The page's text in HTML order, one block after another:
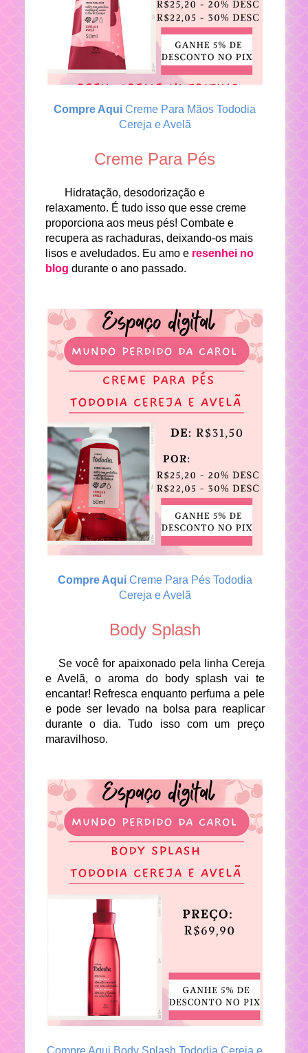
Compre Aqui Creme Para Mãos Tododia
Cereja e Avelã
Creme Para Pés
Hidratação, desodorização e
relaxamento. É tudo isso que esse creme
proporciona aos meus pés! Combate e
recupera as rachaduras, deixando-os mais
lisos e aveludados. Eu amo e resenhei no
blog durante o ano passado.
Compre Aqui Creme Para Pés Tododia
Cereja e Avelã
Body Splash
Se você for apaixonado pela linha Cereja
e Avelã, o aroma do body splash vai te
encantar! Refresca enquanto perfuma a pele
e pode ser levado na bolsa para reaplicar
durante o dia. Tudo isso com um preço
maravilhoso.
Compre Aqui Body Splash Tododia Cereja e